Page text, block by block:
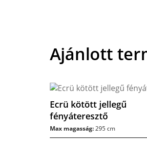
Ajánlott
Ecrü kötött jellegű
fényáteresztő
Max magasság:295 cm